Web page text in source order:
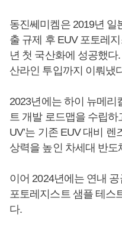
동진쎄미켐은 2019년 일
출 규제 후 EUV 포토레
년 첫 국산화에 성공했
산라인 투입까지 이뤄냈
2023년에는 하이 뉴메리
트 개발 로드맵을 수립하
UV’는 기존 EUV 대비
상력을 높인 차세대 반도
이어 2024년에는 연내
포토레지스트 샘플 테스
다.